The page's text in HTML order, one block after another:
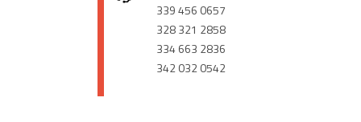
339 456 0657
328 321 2858
334 663 2836
342 032 0542